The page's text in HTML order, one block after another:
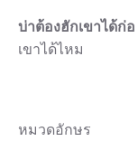
บ่าต้องฮักเขาได้ก่อ
เขาได้ไหม
หมวดอักษร